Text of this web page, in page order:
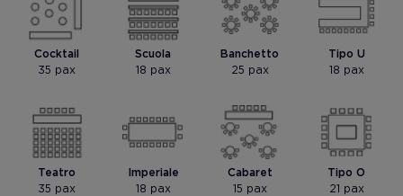
Mostrar foto Mostrar foto
Cocktail
35 pax
Teatro
35 pax
Scuola
18 pax
Imperiale
18 pax
Banchetto
25 pax
Cabaret
15 pax
Tipo U
18 pax
Tipo O
21 pax